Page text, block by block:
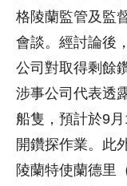
格陵蘭監管及監
會談。經討論後
公司對取得剩餘
涉事公司代表透
船隻，預計於9
開鑽探作業。此
陵蘭特使蘭德里